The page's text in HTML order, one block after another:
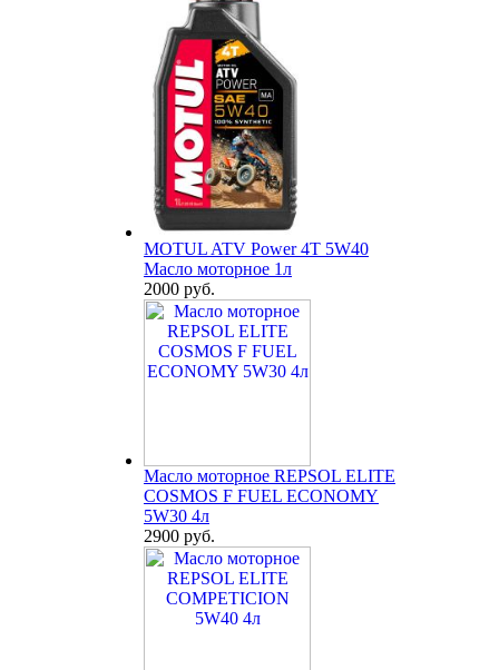
MOTUL ATV Power 4T 5W40
Масло моторное 1л
2000 руб.
Масло моторное REPSOL ELITE
COSMOS F FUEL ECONOMY
5W30 4л
2900 руб.